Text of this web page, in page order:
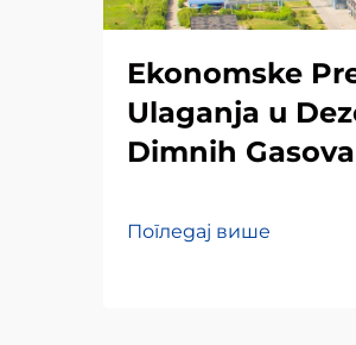
Ekonomske
Ulaganja u
Dimnih Gasova
Погледај више